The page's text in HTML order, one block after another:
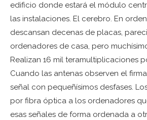
edificio donde estará el módulo
las instalaciones. El cerebro. En
descansan decenas de placas,
ordenadores de casa, pero
Realizan 16 mil teramultiplicaciones
Cuando las antenas observen el
señal con pequeñísimos desfases.
por fibra óptica a los ordenadores
esas señales de forma ordenada a